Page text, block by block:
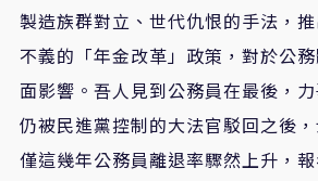
製造族群對立、世代仇恨的手法，
不義的「年金改革」政策，對於公
面影響。吾人見到公務員在最後，
仍被民進黨控制的大法官駁回之後
僅這幾年公務員離退率驟然上升，